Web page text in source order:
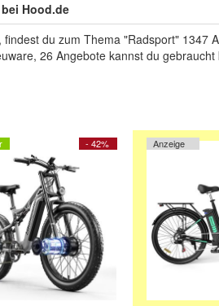
Hood.de
du zum Thema "Radsport"
26 Angebote kannst du gebraucht
- 42% Anzeige